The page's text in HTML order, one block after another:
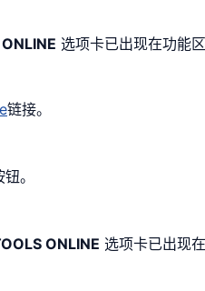
选项卡已出现在功能
链接。
。
ONLINE 选项卡已出现